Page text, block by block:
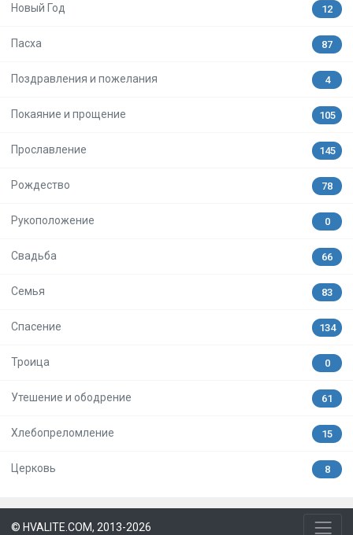
Новый Год 12
Пасха 87
Поздравления и пожелания 4
Покаяние и прощение 105
Прославление 145
Рождество 78
Рукоположение 0
Свадьба 66
Семья 83
Спасение 134
Троица 0
Утешение и ободрение 61
Хлебопреломление 15
Церковь 8
© HVALITE.COM, 2013-2026